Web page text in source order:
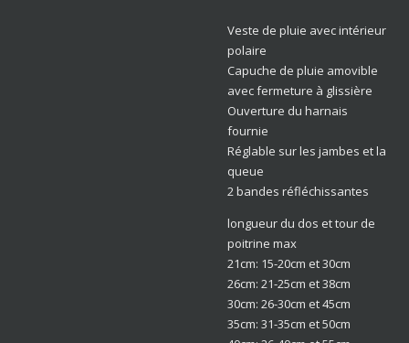
Veste de pluie avec intérieur
polaire
Capuche de pluie amovible
avec fermeture à glissière
Ouverture du harnais
fournie
Réglable sur les jambes et la
queue
2 bandes réfléchissantes
longueur du dos et tour de
poitrine max
21cm: 15-20cm et 30cm
26cm: 21-25cm et 38cm
30cm: 26-30cm et 45cm
35cm: 31-35cm et 50cm